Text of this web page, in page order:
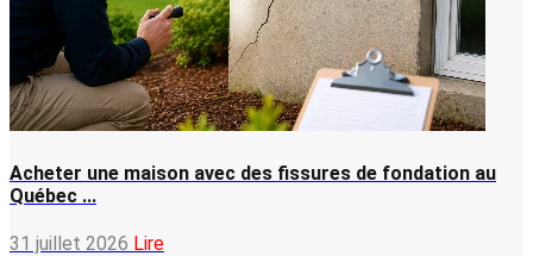
Acheter une maison avec des fissures de fondation au
Québec ...
31 juillet 2026 Lire